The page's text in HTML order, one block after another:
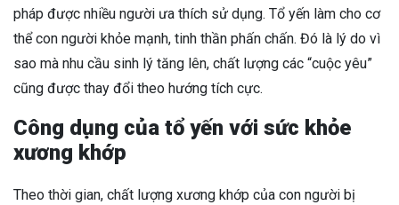
pháp được nhiều người ưa thích sử dụng. Tổ yến làm cho cơ
thể con người khỏe mạnh, tinh thần phấn chấn. Đó là lý do vì
sao mà nhu cầu sinh lý tăng lên, chất lượng các “cuộc yêu”
cũng được thay đổi theo hướng tích cực.
Công dụng của tổ yến với sức khỏe
xương khớp
Theo thời gian, chất lượng xương khớp của con người bị